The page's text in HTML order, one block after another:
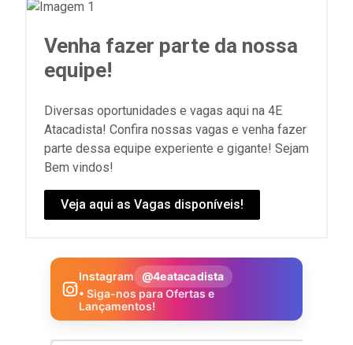
Venha fazer parte da nossa
equipe!
Diversas oportunidades e vagas aqui na 4E
Atacadista! Confira nossas vagas e venha fazer
parte dessa equipe experiente e gigante! Sejam
Bem vindos!
Veja aqui as Vagas disponíveis!
Instagram
@4eatacadista
• Siga-nos para Ofertas e
Lançamentos!